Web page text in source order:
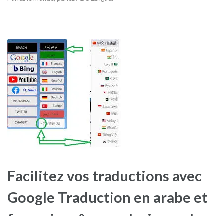
Facilitez vos traductions avec
Google Traduction en arabe et